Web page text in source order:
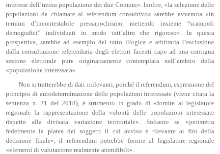
interessi dell’intera popolazione dei due Comuni». Inoltre, «la selezione delle
popolazioni da chiamare al referendum consultivo» sarebbe avvenuta «in
termini d’incontestabile pressapochismo, mettendo insieme “scampoli
demografici” individuati in modo tutt’altro che rigoroso». In questa
prospettiva, sarebbe ad esempio del tutto illogica e arbitraria l’esclusione
dalla consultazione referendaria degli elettori facenti capo ad una contigua
sezione elettorale pure originariamente contemplata nell’ambito della
«popolazione interessata».
Non si tratterebbe di dati irrilevanti, poiché il referendum, espressione del
principio di autodeterminazione delle popolazioni interessate (viene citata la
sentenza n. 21 del 2018), è strumento in grado di «fornire al legislatore
regionale la rappresentazione della volontà delle popolazioni interessate
rispetto alla divisata variazione territoriale». Soltanto se «perimetra
fedelmente la platea dei soggetti il cui avviso è rilevante ai fini della
decisione finale», il referendum potrebbe fornire al legislatore regionale
«elementi di valutazione realmente attendibili».